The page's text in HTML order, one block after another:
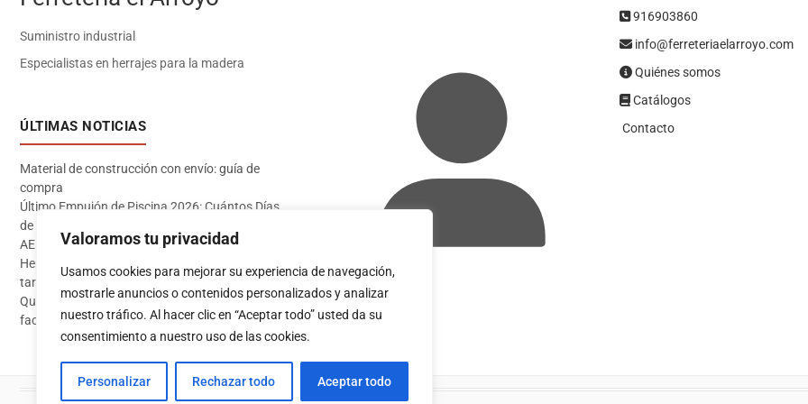
Valoramos tu privacidad
Usamos cookies para mejorar su experiencia de navegación,
mostrarle anuncios o contenidos personalizados y analizar
nuestro tráfico. Al hacer clic en “Aceptar todo” usted da su
consentimiento a nuestro uso de las cookies.
Personalizar Rechazar todo Aceptar todo
Suministro industrial
Especialistas en herrajes para la madera
ÚLTIMAS NOTICIAS
Material de construcción con envío: guía de
compra
Último Empujón de Piscina 2026: Cuántos Días
de Baño te Quedan en Madrid Sur (Datos
AEMET)
Herramientas imprescindibles para instalar
tarima flotante
Qué pintura usar en exterior: guía completa para
fachadas 2026
Acceder
916903860
info@ferreteriaelarroyo.com
Quiénes somos
Catálogos
Contacto